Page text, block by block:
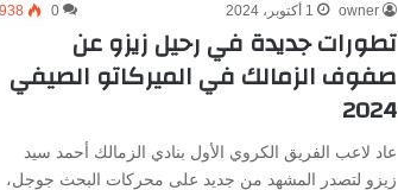
owner 1 أكتوبر، 2024 0
938
تطورات جديدة في رحيل زيزو عن
صفوف الزمالك في الميركاتو الصيفي
2024
عاد لاعب الفريق الكروي الأول بنادي الزمالك أحمد سيد
زيزو لتصدر المشهد من جديد على محركات البحث جوجل،